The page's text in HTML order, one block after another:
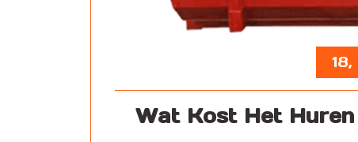
Wat Kost Het